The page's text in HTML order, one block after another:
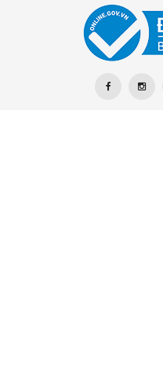
Dịch vụ hỗ trợ, bảo
bảo dưỡng chuyên
đầu của A Châu.
=>>> Tham khảo